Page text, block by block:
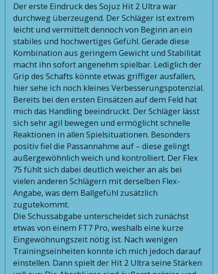
Der erste Eindruck des Sojuz Hit 2 Ultra war
durchweg überzeugend. Der Schläger ist extrem
leicht und vermittelt dennoch von Beginn an ein
stabiles und hochwertiges Gefühl. Gerade diese
Kombination aus geringem Gewicht und Stabilität
macht ihn sofort angenehm spielbar. Lediglich der
Grip des Schafts könnte etwas griffiger ausfallen,
hier sehe ich noch kleines Verbesserungspotenzial.
Bereits bei den ersten Einsätzen auf dem Feld hat
mich das Handling beeindruckt. Der Schläger lässt
sich sehr agil bewegen und ermöglicht schnelle
Reaktionen in allen Spielsituationen. Besonders
positiv fiel die Passannahme auf – diese gelingt
außergewöhnlich weich und kontrolliert. Der Flex
75 fühlt sich dabei deutlich weicher an als bei
vielen anderen Schlägern mit derselben Flex-
Angabe, was dem Ballgefühl zusätzlich
zugutekommt.
Die Schussabgabe unterscheidet sich zunächst
etwas von einem FT7 Pro, weshalb eine kurze
Eingewöhnungszeit nötig ist. Nach wenigen
Trainingseinheiten konnte ich mich jedoch darauf
einstellen. Dann spielt der Hit 2 Ultra seine Stärken